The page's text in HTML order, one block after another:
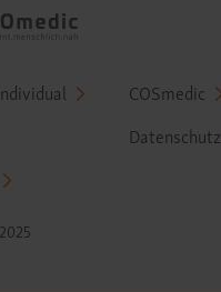
COSmedic
Datenschutz